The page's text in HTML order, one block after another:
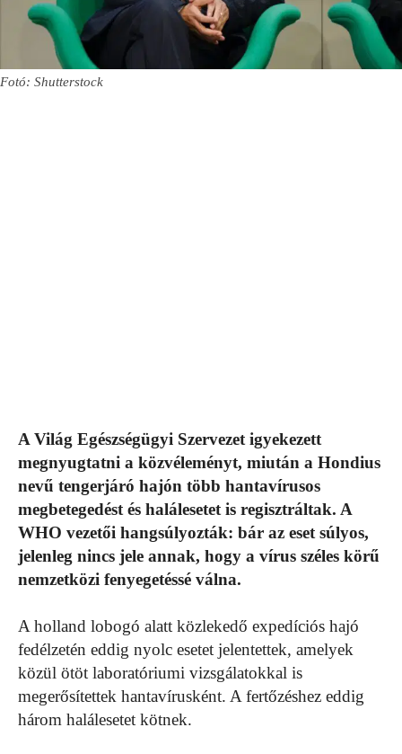
Fotó: Shutterstock
A Világ Egészségügyi Szervezet igyekezett
megnyugtatni a közvéleményt, miután a Hondius
nevű tengerjáró hajón több hantavírusos
megbetegedést és halálesetet is regisztráltak. A
WHO vezetői hangsúlyozták: bár az eset súlyos,
jelenleg nincs jele annak, hogy a vírus széles körű
nemzetközi fenyegetéssé válna.
A holland lobogó alatt közlekedő expedíciós hajó
fedélzetén eddig nyolc esetet jelentettek, amelyek
közül ötöt laboratóriumi vizsgálatokkal is
megerősítettek hantavírusként. A fertőzéshez eddig
három halálesetet kötnek.